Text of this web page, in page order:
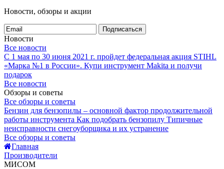
Новости, обзоры и акции
Подписаться
Новости
Все новости
С 1 мая по 30 июня 2021 г. пройдет федеральная акция STIHL
«Марка №1 в России». Купи инструмент Makita и получи
подарок
Все новости
Обзоры и советы
Все обзоры и советы
Бензин для бензопилы – основной фактор продолжительной
работы инструмента Как подобрать бензопилу Типичные
неисправности снегоуборщика и их устранение
Все обзоры и советы
Главная
Производители
МИСОМ